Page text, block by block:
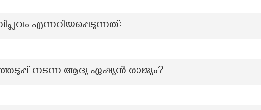
എന്നറിയപ്പെടുന്നത്:
നടന്ന ആദ്യ ഏഷ്യൻ രാജ്യം?